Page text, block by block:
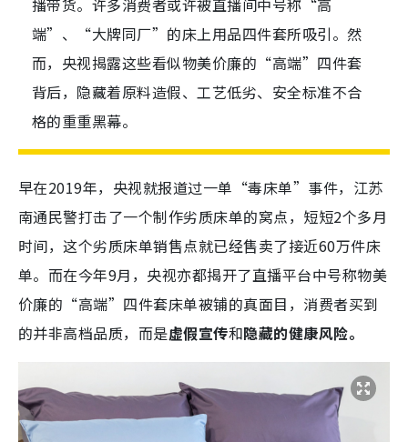
播带货。许多消费者或许被直播间中号称“高
端”、“大牌同厂”的床上用品四件套所吸引。然
而，央视揭露这些看似物美价廉的“高端”四件套
背后，隐藏着原料造假、工艺低劣、安全标准不合
格的重重黑幕。
早在2019年，央视就报道过一单“毒床单”事件，江苏
南通民警打击了一个制作劣质床单的窝点，短短2个多月
时间，这个劣质床单销售点就已经售卖了接近60万件床
单。而在今年9月，央视亦都揭开了直播平台中号称物美
价廉的 “高端”四件套床单被铺的真面目，消费者买到
的并非高档品质，而是虚假宣传和隐藏的健康风险。